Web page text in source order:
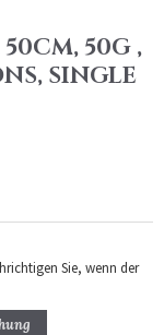
50G ,
SINGLE
Sie, wenn der